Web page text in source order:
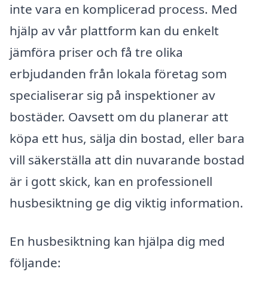
inte vara en komplicerad process. Med
hjälp av vår plattform kan du enkelt
jämföra priser och få tre olika
erbjudanden från lokala företag som
specialiserar sig på inspektioner av
bostäder. Oavsett om du planerar att
köpa ett hus, sälja din bostad, eller bara
vill säkerställa att din nuvarande bostad
är i gott skick, kan en professionell
husbesiktning ge dig viktig information.
En husbesiktning kan hjälpa dig med
följande: